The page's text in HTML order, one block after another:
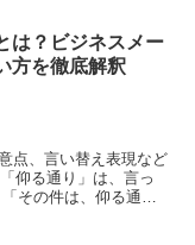
は？ビジネスメー
方を徹底解釈
点、言い替え表現など
仰る通り」は、言っ
その件は、仰る通り